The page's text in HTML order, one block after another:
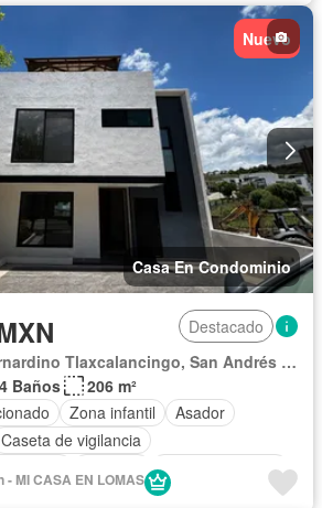
natural
closet Azotea
Sala polivalente
por cable
Terraza
Wifi Zonas verdes Sin amueblar
Nuevo
Casa En Condominio
Destacado
Pueblo de San Bernardino Tlaxcalancingo, San Andrés Cholula
4 Baños
206 m²
Zona infantil
Asador
Caseta de vigilancia
Cocina equipada
Cuarto de servicio
MI CASA EN LOMAS